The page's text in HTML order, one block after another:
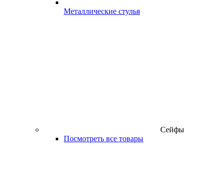
Металлические стулья
Сейфы
Посмотреть все товары